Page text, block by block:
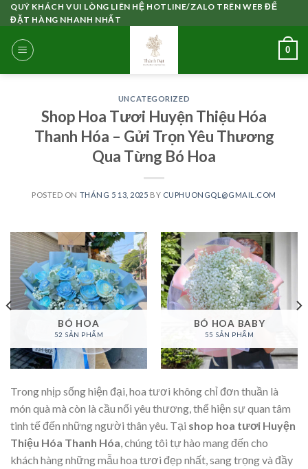
Skip
to
content
QUÝ KHÁCH VUI LÒNG LIÊN HỆ HOTLINE/ZALO TRÊN WEB ĐỂ
ĐẶT HÀNG NHANH NHẤT
0
UNCATEGORIZED
Shop Hoa Tươi Huyện Thiệu Hóa
Thanh Hóa – Gửi Trọn Yêu Thương
Qua Từng Bó Hoa
POSTED ON THÁNG 5 13, 2025 BY CUPHUONGQL@GMAIL.COM
BÓ HOA
52 SẢN PHẨM
BÓ HOA BABY
55 SẢN PHẨM
Trong nhịp sống hiện đại, hoa tươi không chỉ đơn thuần là
món quà mà còn là cầu nối yêu thương, thể hiện sự quan tâm
tinh tế đến những người thân yêu. Tại shop hoa tươi Huyện
Thiệu Hóa Thanh Hóa , chúng tôi tự hào mang đến cho
khách hàng những mẫu hoa tươi đẹp nhất, sang trọng và đầy